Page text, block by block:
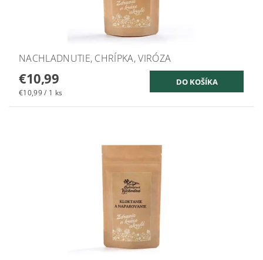
NACHLADNUTIE, CHRÍPKA, VIRÓZA
€10,99
€10,99 / 1 ks